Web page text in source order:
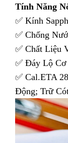
Tính Năng
✅ Kính
✅ Chống
✅ Chất Liệu
✅ Đáy Lộ Cơ
✅ Cal.ETA
Động; Trữ